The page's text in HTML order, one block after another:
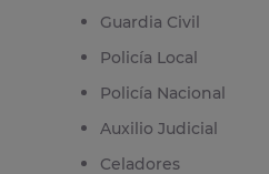
Guardia Civil
Policía Local
Policía Nacional
Auxilio Judicial
Celadores